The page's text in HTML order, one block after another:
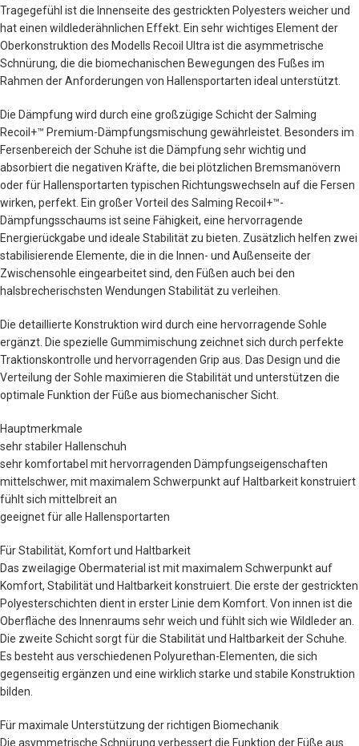
Tragegefühl ist die Innenseite des gestrickten Polyesters weicher und
hat einen wildlederähnlichen Effekt. Ein sehr wichtiges Element der
Oberkonstruktion des Modells Recoil Ultra ist die asymmetrische
Schnürung, die die biomechanischen Bewegungen des Fußes im
Rahmen der Anforderungen von Hallensportarten ideal unterstützt.
Die Dämpfung wird durch eine großzügige Schicht der Salming
Recoil+™ Premium-Dämpfungsmischung gewährleistet. Besonders im
Fersenbereich der Schuhe ist die Dämpfung sehr wichtig und
absorbiert die negativen Kräfte, die bei plötzlichen Bremsmanövern
oder für Hallensportarten typischen Richtungswechseln auf die Fersen
wirken, perfekt. Ein großer Vorteil des Salming Recoil+™-
Dämpfungsschaums ist seine Fähigkeit, eine hervorragende
Energierückgabe und ideale Stabilität zu bieten. Zusätzlich helfen zwei
stabilisierende Elemente, die in die Innen- und Außenseite der
Zwischensohle eingearbeitet sind, den Füßen auch bei den
halsbrecherischsten Wendungen Stabilität zu verleihen.
Die detaillierte Konstruktion wird durch eine hervorragende Sohle
ergänzt. Die spezielle Gummimischung zeichnet sich durch perfekte
Traktionskontrolle und hervorragenden Grip aus. Das Design und die
Verteilung der Sohle maximieren die Stabilität und unterstützen die
optimale Funktion der Füße aus biomechanischer Sicht.
Hauptmerkmale
sehr stabiler Hallenschuh
sehr komfortabel mit hervorragenden Dämpfungseigenschaften
mittelschwer, mit maximalem Schwerpunkt auf Haltbarkeit konstruiert
fühlt sich mittelbreit an
geeignet für alle Hallensportarten
Für Stabilität, Komfort und Haltbarkeit
Das zweilagige Obermaterial ist mit maximalem Schwerpunkt auf
Komfort, Stabilität und Haltbarkeit konstruiert. Die erste der gestrickten
Polyesterschichten dient in erster Linie dem Komfort. Von innen ist die
Oberfläche des Innenraums sehr weich und fühlt sich wie Wildleder an.
Die zweite Schicht sorgt für die Stabilität und Haltbarkeit der Schuhe.
Es besteht aus verschiedenen Polyurethan-Elementen, die sich
gegenseitig ergänzen und eine wirklich starke und stabile Konstruktion
bilden.
Für maximale Unterstützung der richtigen Biomechanik
Die asymmetrische Schnürung verbessert die Funktion der Füße aus